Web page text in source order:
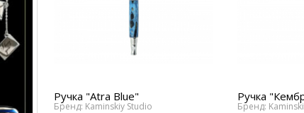
Ручка "Atra Blue"
Бренд: Kaminskiy Studio
Ручка
Бренд: